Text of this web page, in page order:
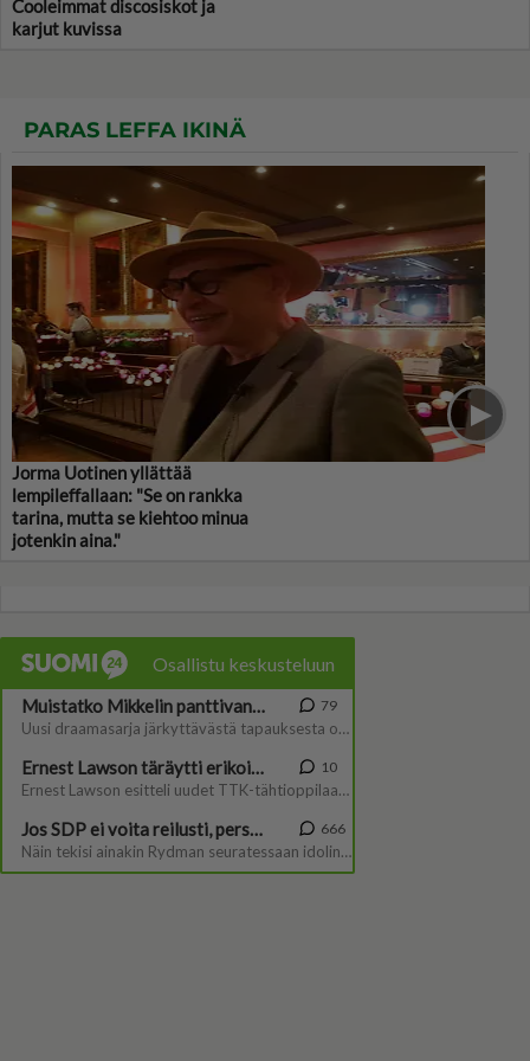
Cooleimmat discosiskot ja
karjut kuvissa
PARAS LEFFA IKINÄ
Jorma Uotinen yllättää
lempileffallaan: "Se on rankka
tarina, mutta se kiehtoo minua
jotenkin aina."